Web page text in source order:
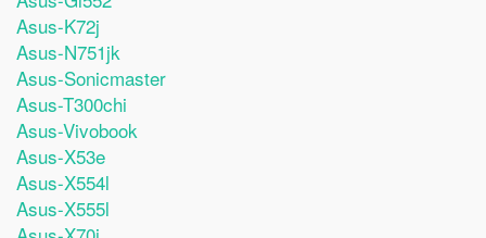
Asus-K72j
Asus-N751jk
Asus-Sonicmaster
Asus-T300chi
Asus-Vivobook
Asus-X53e
Asus-X554l
Asus-X555l